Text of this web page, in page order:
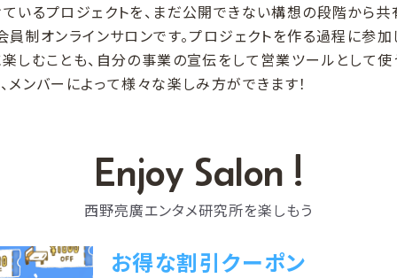
いるプロジェクトを、まだ公開できない構想の段階から共
員制オンラインサロンです。プロジェクトを作る過程に参加
しむことも、自分の事業の宣伝をして営業ツールとして使
メンバーによって様々な楽しみ方ができます！
Enjoy Salon !
西野亮廣エンタメ研究所を楽しもう
お得な割引クーポン